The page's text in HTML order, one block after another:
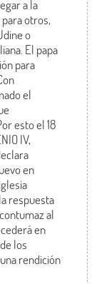
a la
otros,
o
El papa
para
el
esto el 18
IV,
en
respuesta
al
en
los
rendición